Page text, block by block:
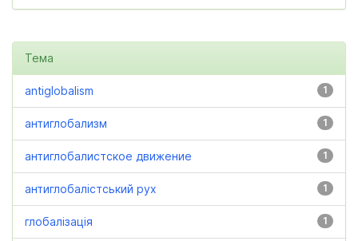
Тема
1
antiglobalism
1
антиглобализм
1
антиглобалистское движение
1
антиглобалістський рух
1
глобалізація